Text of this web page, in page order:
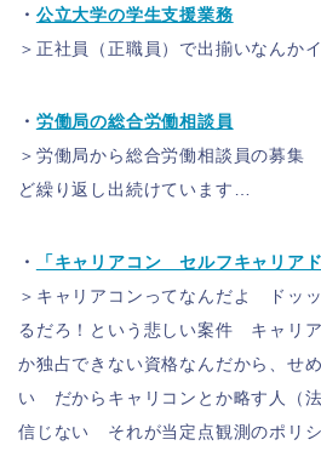
・ 公立大学の学生支援業務
＞正社員（正職員）で出揃いなんか
・ 労働局の総合労働相談員
＞労働局から総合労働相談員の募集
ど繰り返し出続けています…
・
「キャリアコン セルフキャリア
＞キャリアコンってなんだよ ドッ
るだろ！という悲しい案件 キャリ
か独占できない資格なんだから、せ
い だからキャリコンとか略す人（
信じない それが当定点観測のポリ